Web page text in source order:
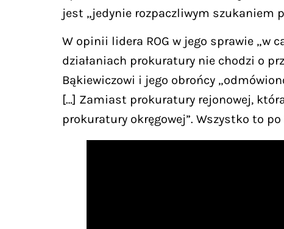
jest „jedynie rozpaczliwym szukaniem
W opinii lidera ROG w jego sprawie „w
działaniach prokuratury nie chodzi o
Bąkiewiczowi i jego obrońcy
[…] Zamiast prokuratury rejonowej,
prokuratury okręgowej”. Wszystko to